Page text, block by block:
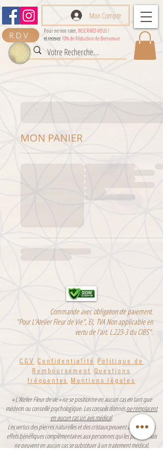
Mon Compte
Pour ne rien rater,INSCRIVEZ-VOUS !
et recevez 10% de Réduction de Bienvenue
RDV
MON PANIER
Commande avec obligation de paiement.
"Pour L'Atelier Fleur de Vie", EI, TVA Non applicable en
vertu de l'art. L.223-3 du CIBS".
CGV Confidentialité
Politique de
Remboursement Questions
fréquentes
Mentions légales
« L’Atelier Fleur de vie » ne se positionne en aucun cas en tant que
médecin ou conseillé psychologique. Les conseils donnésne remplacent
en aucun cas un avis médical.
Les vertus des pierres naturelles et des cristaux peuvent apporter des
effets bénéfiques complémentaires aux personnes qui les portent mais
ne peuvent en aucun cas se substituer à un traitement médical.